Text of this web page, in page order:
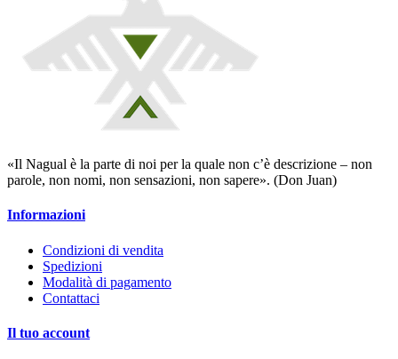
«Il Nagual è la parte di noi per la quale non c’è descrizione – non
parole, non nomi, non sensazioni, non sapere». (Don Juan)
Informazioni
Condizioni di vendita
Spedizioni
Modalità di pagamento
Contattaci
Il tuo account